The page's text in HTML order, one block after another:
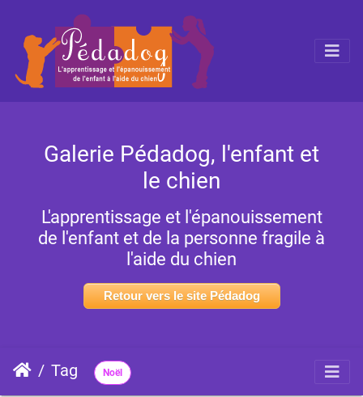
Galerie Pédadog, l'enfant et
le chien
L'apprentissage et l'épanouissement
de l'enfant et de la personne fragile à
l'aide du chien
Retour vers le site Pédadog
Tag Noël